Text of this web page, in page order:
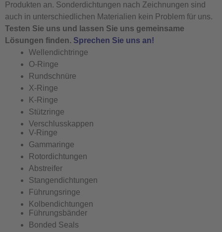
Produkten an. Sonderdichtungen nach Zeichnungen sind
auch in unterschiedlichen Materialien kein Problem für uns.
Testen Sie uns und lassen Sie uns gemeinsame
Lösungen finden. Sprechen Sie uns an!
Wellendichtringe
O-Ringe
Rundschnüre
X-Ringe
K-Ringe
Stützringe
Verschlusskappen
V-Ringe
Gammaringe
Rotordichtungen
Abstreifer
Stangendichtungen
Führungsringe
Kolbendichtungen
Führungsbänder
Bonded Seals